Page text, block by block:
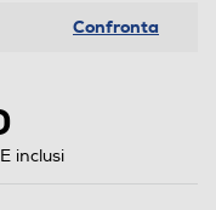
Confronta
inclusi